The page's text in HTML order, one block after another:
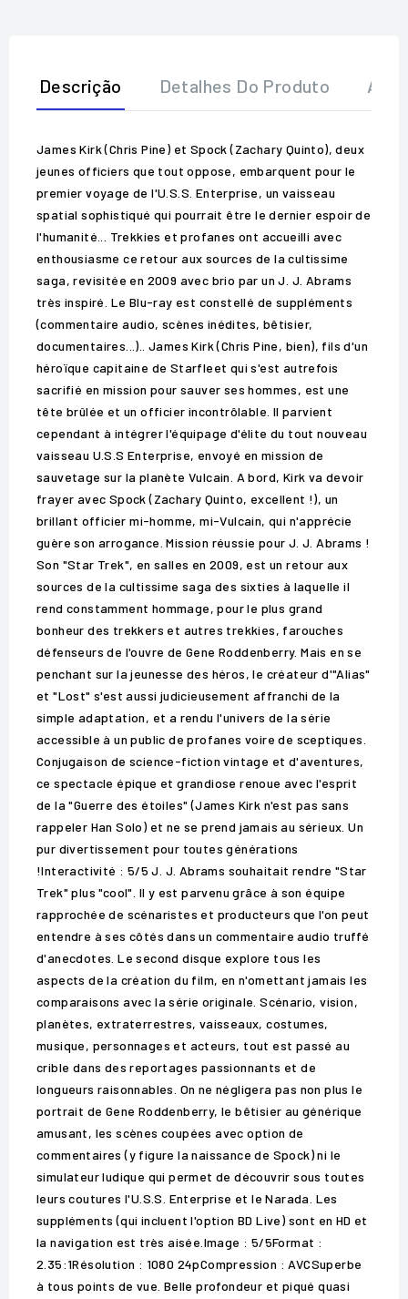
Descrição Detalhes Do Produto
James Kirk (Chris Pine) et Spock (Zachary Quinto), deux
jeunes officiers que tout oppose, embarquent pour le
premier voyage de l'U.S.S. Enterprise, un vaisseau
spatial sophistiqué qui pourrait être le dernier espoir de
l'humanité... Trekkies et profanes ont accueilli avec
enthousiasme ce retour aux sources de la cultissime
saga, revisitée en 2009 avec brio par un J. J. Abrams
très inspiré. Le Blu-ray est constellé de suppléments
(commentaire audio, scènes inédites, bêtisier,
documentaires...).. James Kirk (Chris Pine, bien), fils d'un
héroïque capitaine de Starfleet qui s'est autrefois
sacrifié en mission pour sauver ses hommes, est une
tête brûlée et un officier incontrôlable. Il parvient
cependant à intégrer l'équipage d'élite du tout nouveau
vaisseau U.S.S Enterprise, envoyé en mission de
sauvetage sur la planète Vulcain. A bord, Kirk va devoir
frayer avec Spock (Zachary Quinto, excellent !), un
brillant officier mi-homme, mi-Vulcain, qui n'apprécie
guère son arrogance. Mission réussie pour J. J. Abrams !
Son "Star Trek", en salles en 2009, est un retour aux
sources de la cultissime saga des sixties à laquelle il
rend constamment hommage, pour le plus grand
bonheur des trekkers et autres trekkies, farouches
défenseurs de l'ouvre de Gene Roddenberry. Mais en se
penchant sur la jeunesse des héros, le créateur d'"Alias"
et "Lost" s'est aussi judicieusement affranchi de la
simple adaptation, et a rendu l'univers de la série
accessible à un public de profanes voire de sceptiques.
Conjugaison de science-fiction vintage et d'aventures,
ce spectacle épique et grandiose renoue avec l'esprit
de la "Guerre des étoiles" (James Kirk n'est pas sans
rappeler Han Solo) et ne se prend jamais au sérieux. Un
pur divertissement pour toutes générations
!Interactivité : 5/5 J. J. Abrams souhaitait rendre "Star
Trek" plus "cool". Il y est parvenu grâce à son équipe
rapprochée de scénaristes et producteurs que l'on peut
entendre à ses côtés dans un commentaire audio truffé
d'anecdotes. Le second disque explore tous les
aspects de la création du film, en n'omettant jamais les
comparaisons avec la série originale. Scénario, vision,
planètes, extraterrestres, vaisseaux, costumes,
musique, personnages et acteurs, tout est passé au
crible dans des reportages passionnants et de
longueurs raisonnables. On ne négligera pas non plus le
portrait de Gene Roddenberry, le bêtisier au générique
amusant, les scènes coupées avec option de
commentaires (y figure la naissance de Spock) ni le
simulateur ludique qui permet de découvrir sous toutes
leurs coutures l'U.S.S. Enterprise et le Narada. Les
suppléments (qui incluent l'option BD Live) sont en HD et
la navigation est très aisée.Image : 5/5Format :
2.35:1Résolution : 1080 24pCompression : AVCSuperbe
à tous points de vue. Belle profondeur et piqué quasi